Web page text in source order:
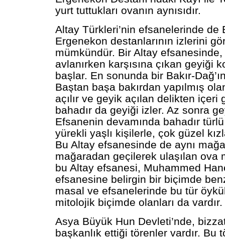
yurt tuttukları ovanın aynısıdır.
Altay Türkleri’nin efsanelerinde de
Ergenekon destanlarının izlerini
mümkündür. Bir Altay efsanesinde,
avlanırken karşısına çıkan geyiği
başlar. En sonunda bir Bakır-
Baştan başa bakırdan yapılmış
açılır ve geyik açılan delikten içeri
bahadır da geyiği izler. Az sonra
Efsanenin devamında bahadır
yürekli yaşlı kişilerle, çok güzel
Bu Altay efsanesinde de aynı
mağaradan geçilerek ulaşılan ova
bu Altay efsanesi, Muhammed
efsanesine belirgin bir biçimde
masal ve efsanelerinde bu tür
mitolojik biçimde olanları da vardır.
Asya Büyük Hun Devleti’nde,
başkanlık ettiği törenler vardır. Bu